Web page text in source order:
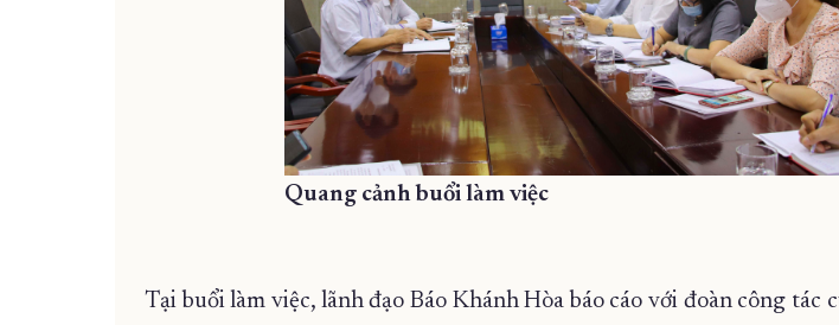
Quang cảnh buổi làm việc
Tại buổi làm việc, lãnh đạo Báo Khánh Hòa báo cáo với đoàn công tác